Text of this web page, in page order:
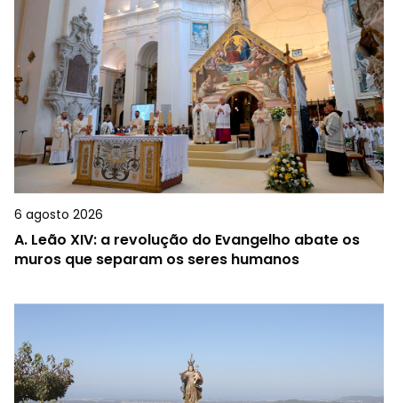
6 agosto 2026
A. Leão XIV: a revolução do Evangelho abate os
muros que separam os seres humanos